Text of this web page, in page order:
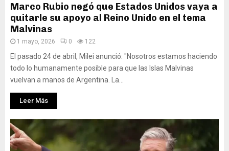
Marco Rubio negó que Estados Unidos vaya a
quitarle su apoyo al Reino Unido en el tema
Malvinas
1 mayo, 2026 0 122
El pasado 24 de abril, Milei anunció: "Nosotros estamos haciendo
todo lo humanamente posible para que las Islas Malvinas
vuelvan a manos de Argentina. La...
Leer Más